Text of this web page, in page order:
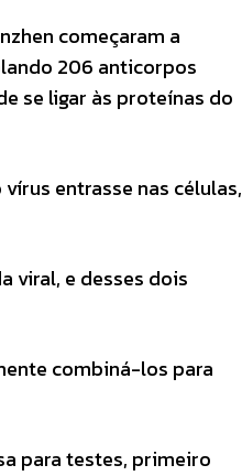
começaram a
206 anticorpos
se ligar às proteínas do
entrasse nas células,
viral, e desses dois
combiná-los para
para testes, primeiro